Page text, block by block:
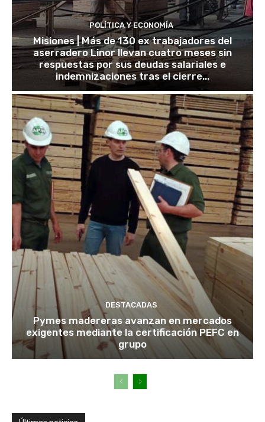
POLÍTICA Y ECONOMÍA
Misiones | Más de 130 ex trabajadores del
aserradero Linor llevan cuatro meses sin
respuestas por sus deudas salariales e
indemnizaciones tras el cierre...
DESTACADAS
Pymes madereras avanzan en mercados
exigentes mediante la certificación PEFC en
grupo